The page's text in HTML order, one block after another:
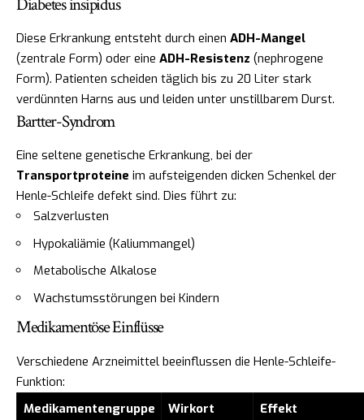
Diese Erkrankung entsteht durch einen ADH-Mangel
(zentrale Form) oder eine ADH-Resistenz (nephrogene
Form). Patienten scheiden täglich bis zu 20 Liter stark
verdünnten Harns aus und leiden unter unstillbarem Durst.
Bartter-Syndrom
Eine seltene genetische Erkrankung, bei der
Transportproteine im aufsteigenden dicken Schenkel der
Henle-Schleife defekt sind. Dies führt zu:
Salzverlusten
Hypokaliämie (Kaliummangel)
Metabolische Alkalose
Wachstumsstörungen bei Kindern
Medikamentöse Einflüsse
Verschiedene Arzneimittel beeinflussen die Henle-Schleife-
Funktion:
Medikamentengruppe
Wirkort
Effekt